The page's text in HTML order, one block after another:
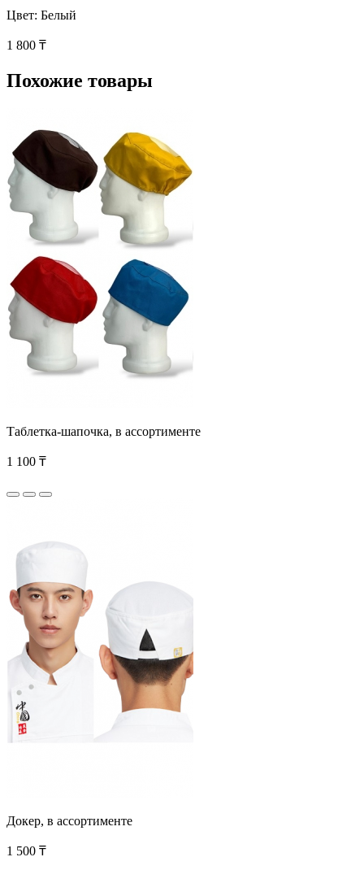
Цвет: Белый
1 800 ₸
Похожие товары
Таблетка-шапочка, в ассортименте
1 100 ₸
Докер, в ассортименте
1 500 ₸